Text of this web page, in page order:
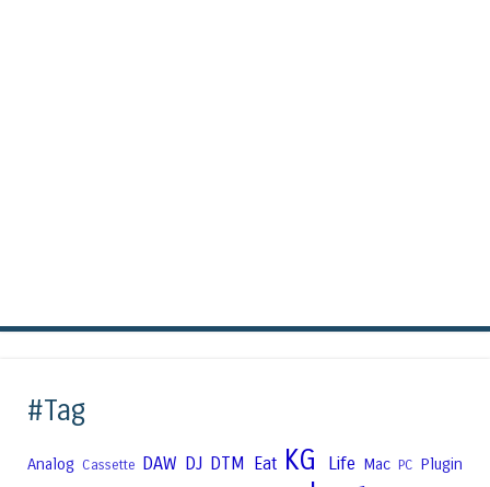
#Tag
Analog Cassette DAW DJ DTM Eat KG Life Mac PC Plugin